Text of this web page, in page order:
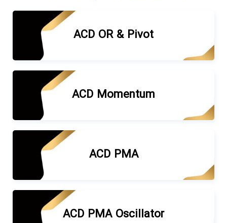
ACD OR & Pivot
ACD Momentum
ACD PMA
ACD PMA Oscillator